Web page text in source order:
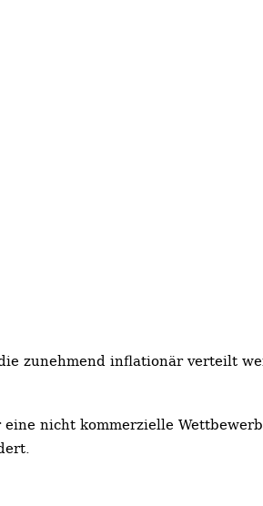
zunehmend inflationär verteilt
nicht kommerzielle